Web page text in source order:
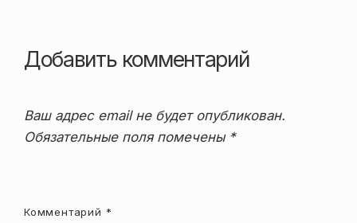
Добавить комментарий
Ваш адрес email не будет опубликован.
Обязательные поля помечены *
Комментарий *